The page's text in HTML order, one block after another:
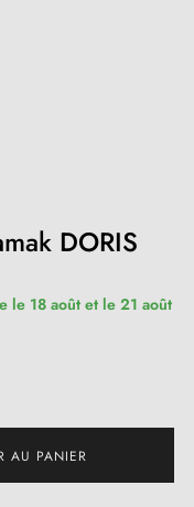
DORIS
le 18 août et le 21 août
AU PANIER